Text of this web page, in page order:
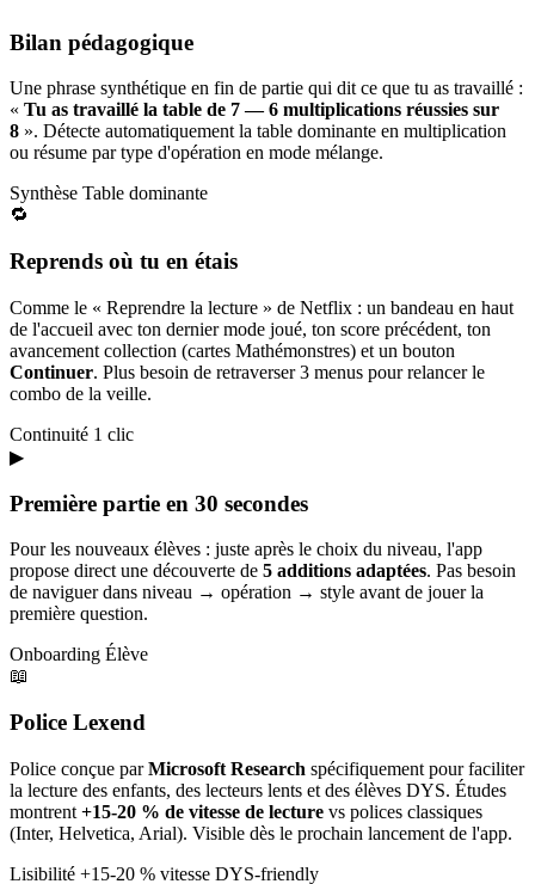
Bilan pédagogique
Une phrase synthétique en fin de partie qui dit ce que tu as travaillé :
« Tu as travaillé la table de 7 — 6 multiplications réussies sur
8 ». Détecte automatiquement la table dominante en multiplication
ou résume par type d'opération en mode mélange.
Synthèse Table dominante
🔁
Reprends où tu en étais
Comme le « Reprendre la lecture » de Netflix : un bandeau en haut
de l'accueil avec ton dernier mode joué, ton score précédent, ton
avancement collection (cartes Mathémonstres) et un bouton
Continuer. Plus besoin de retraverser 3 menus pour relancer le
combo de la veille.
Continuité 1 clic
▶
Première partie en 30 secondes
Pour les nouveaux élèves : juste après le choix du niveau, l'app
propose direct une découverte de 5 additions adaptées. Pas besoin
de naviguer dans niveau → opération → style avant de jouer la
première question.
Onboarding Élève
📖
Police Lexend
Police conçue parMicrosoft Research spécifiquement pour faciliter
la lecture des enfants, des lecteurs lents et des élèves DYS. Études
montrent +15-20 % de vitesse de lecture vs polices classiques
(Inter, Helvetica, Arial). Visible dès le prochain lancement de l'app.
Lisibilité +15-20 % vitesse DYS-friendly